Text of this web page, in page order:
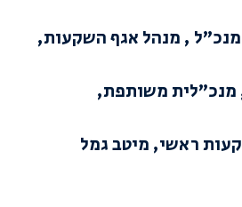
, מנהל אגף השקעות,
מנכ”לית משותפת,
ראשי, מיטב גמל